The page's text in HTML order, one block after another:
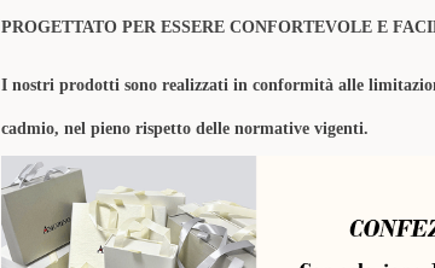
PROGETTATO PER ESSERE CONFORTEVOLE E
I nostri prodotti sono realizzati in conformità alle
cadmio, nel pieno rispetto delle normative vigenti.